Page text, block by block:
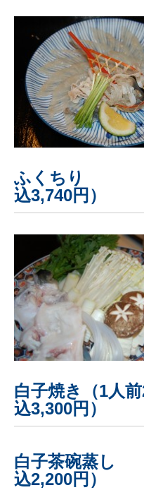
ふくちり
込3,740円）
白子焼き（1人
込3,300円）
白子茶碗蒸
込2,200円）